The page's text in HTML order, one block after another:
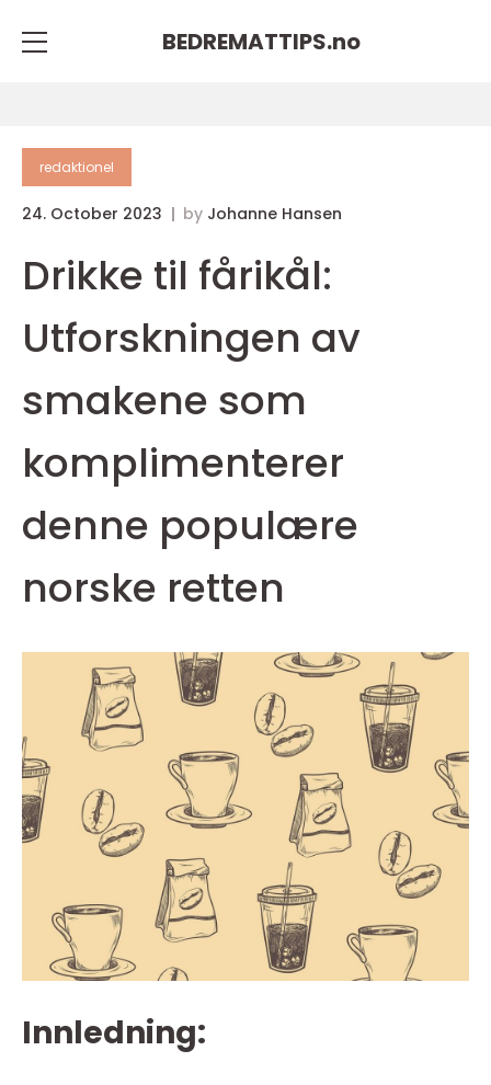
BEDREMATTIPS.no
redaktionel
24. October 2023 by Johanne Hansen
Drikke til fårikål:
Utforskningen av
smakene som
komplimenterer
denne populære
norske retten
Innledning: